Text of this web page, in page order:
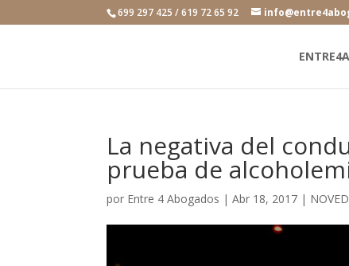
699 297 425 / 619 72 65 92
La negativa del
prueba de
por Entre 4 Abogados |Abr 18, 2017 |